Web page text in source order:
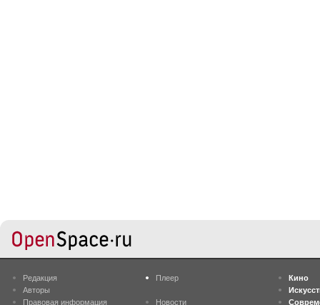
Редакция
Авторы
Правовая информация
Плеер
Новости
Кино